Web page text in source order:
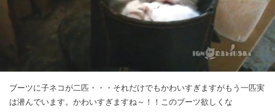
ブーツに子ネコが二匹・・・それだけでもかわいすぎますがもう一匹実
は潜んでいます。かわいすぎますね～！！このブーツ欲しくな